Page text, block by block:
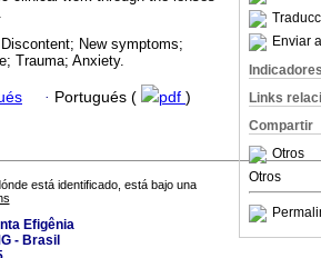
Enviar
Indicadores
Links
Compartir
Otros
Otros
New symptoms;
Trauma; Anxiety.
· Portugués ( pdf )
está identificado, está bajo una
Efigênia
- Brasil